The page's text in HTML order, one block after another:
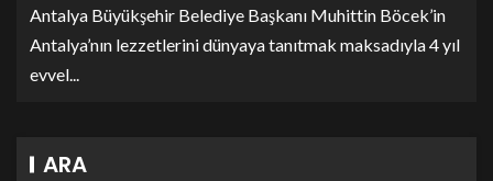
Antalya Büyükşehir Belediye Başkanı Muhittin Böcek’in
Antalya’nın lezzetlerini dünyaya tanıtmak maksadıyla 4 yıl
evvel...
ARA